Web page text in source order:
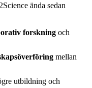
ända sedan
forskning och
mellan
utbildning och